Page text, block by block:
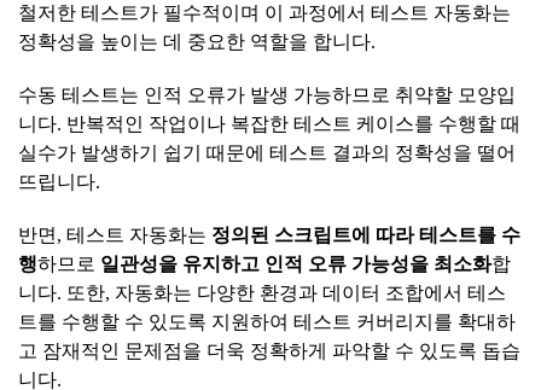
철저한 테스트가 필수적이며 이 과정에서 테스트 자동화는
정확성을 높이는 데 중요한 역할을 합니다.
수동 테스트는 인적 오류가 발생 가능하므로 취약할 모양입
니다. 반복적인 작업이나 복잡한 테스트 케이스를 수행할 때
실수가 발생하기 쉽기 때문에 테스트 결과의 정확성을 떨어
뜨립니다.
반면, 테스트 자동화는 정의된 스크립트에 따라 테스트를 수
행하므로 일관성을 유지하고 인적 오류 가능성을 최소화합
니다. 또한, 자동화는 다양한 환경과 데이터 조합에서 테스
트를 수행할 수 있도록 지원하여 테스트 커버리지를 확대하
고 잠재적인 문제점을 더욱 정확하게 파악할 수 있도록 돕습
니다.